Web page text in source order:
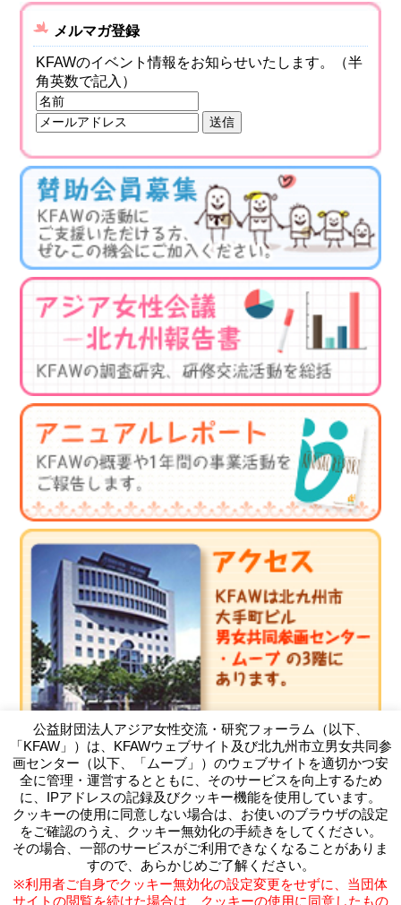
メルマガ登録
KFAWのイベント情報をお知らせいたします。（半
角英数で記入）
（公財）アジア女性交流・研究フォーラム
Kitakyushu Forum on Asian Women
〒803-0814 北九州市小倉北区大手町11-4北九州市大手町ビ
ル3F
TEL093-583-3434 FAX093-583-5195
公益財団法人アジア女性交流・研究フォーラム（以下、
「KFAW」）は、KFAWウェブサイト及び北九州市立男女共同参
画センター（以下、「ムーブ」）のウェブサイトを適切かつ安
全に管理・運営するとともに、そのサービスを向上するため
に、IPアドレスの記録及びクッキー機能を使用しています。
クッキーの使用に同意しない場合は、お使いのブラウザの設定
をご確認のうえ、クッキー無効化の手続きをしてください。
その場合、一部のサービスがご利用できなくなることがありま
すので、あらかじめご了解ください。
※利用者ご自身でクッキー無効化の設定変更をせずに、当団体
サイトの閲覧を続けた場合は、クッキーの使用に同意したもの